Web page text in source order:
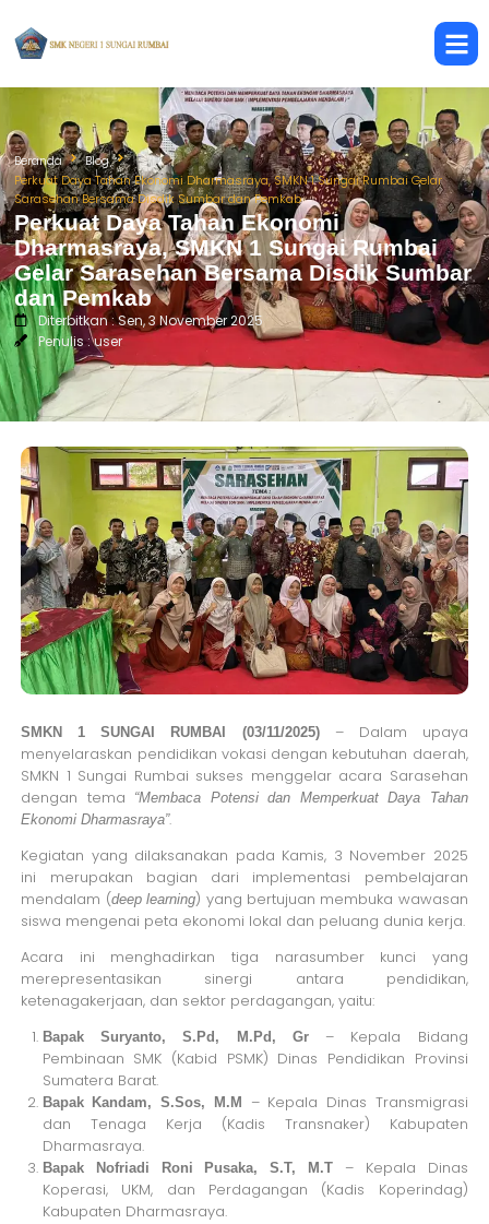
Beranda
Blog
Perkuat Daya Tahan Ekonomi Dharmasraya, SMKN 1 Sungai Rumbai Gelar
Sarasehan Bersama Disdik Sumbar dan Pemkab
Perkuat Daya Tahan Ekonomi
Dharmasraya, SMKN 1 Sungai Rumbai
Gelar Sarasehan Bersama Disdik Sumbar
dan Pemkab
Diterbitkan : Sen, 3 November 2025
Penulis : user
SMKN 1 SUNGAI RUMBAI (03/11/2025)– Dalam upaya
menyelaraskan pendidikan vokasi dengan kebutuhan daerah,
SMKN 1 Sungai Rumbai sukses menggelar acara Sarasehan
dengan tema
“Membaca Potensi dan Memperkuat Daya Tahan
Ekonomi Dharmasraya”.
Kegiatan yang dilaksanakan pada Kamis, 3 November 2025
ini merupakan bagian dari implementasi pembelajaran
mendalam (deep learning) yang bertujuan membuka wawasan
siswa mengenai peta ekonomi lokal dan peluang dunia kerja.
Acara ini menghadirkan tiga narasumber kunci yang
merepresentasikan sinergi antara pendidikan,
ketenagakerjaan, dan sektor perdagangan, yaitu:
Bapak Suryanto, S.Pd, M.Pd, Gr– Kepala Bidang
Pembinaan SMK (Kabid PSMK) Dinas Pendidikan Provinsi
Sumatera Barat.
Bapak Kandam, S.Sos, M.M
– Kepala Dinas Transmigrasi
dan Tenaga Kerja (Kadis Transnaker) Kabupaten
Dharmasraya.
Bapak Nofriadi Roni Pusaka, S.T, M.T
– Kepala Dinas
Koperasi, UKM, dan Perdagangan (Kadis Koperindag)
Kabupaten Dharmasraya.